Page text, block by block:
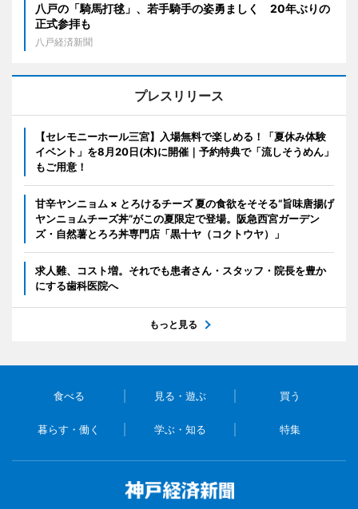
八戸の「騎馬打毬」、若手騎手の姿勇ましく 20年ぶりの
正式参拝も
八戸経済新聞
プレスリリース
【セレモニーホール三宮】入場無料で楽しめる！「夏休み体験
イベント」を8月20日(木)に開催｜予約特典で「流しそうめん」
もご用意！
甘辛ヤンニョム × とろけるチーズ 夏の食欲をそそる“旨味唐揚げ
ヤンニョムチーズ丼”がこの夏限定で登場。阪急西宮ガーデン
ズ・自然薯とろろ丼専門店「黒十ヤ（コクトウヤ）」
求人難、コスト増。それでも患者さん・スタッフ・院長を豊か
にする歯科医院へ
もっと見る
食べる 見る・遊ぶ 買う
暮らす・働く 学ぶ・知る 特集